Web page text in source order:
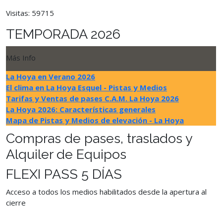
Visitas: 59715
TEMPORADA 2026
Más Info
La Hoya en Verano 2026
El clima en La Hoya Esquel - Pistas y Medios
Tarifas y Ventas de pases C.A.M. La Hoya 2026
La Hoya 2026: Características generales
Mapa de Pistas y Medios de elevación - La Hoya
Compras de pases, traslados y
Alquiler de Equipos
FLEXI PASS 5 DÍAS
Acceso a todos los medios habilitados desde la apertura al
cierre